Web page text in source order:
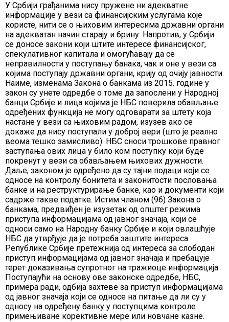
У Србији грађанима нису пружене ни адекватне
информације у вези са финансијским услугама које
користе, нити се о њиховим интересима државни органи
на адекватан начин старају и брину. Напротив, у Србији
се доносе закони који штите интересе финансијског,
спекулативног капитала и омогућавају да се
неправилности у поступању банака, чак и оне у вези са
којима поступају државни органи, крију од очију јавности.
Наиме, изменама Закона о банкама из 2015. године у
закон су унете одредбе о томе да запослени у Народној
банци Србије и лица којима је НБС поверила обављање
одређених функција не могу одговарати за штету која
настане у вези са њиховим радом, изузев ако се
докаже да нису поступали у доброј вери (што је реално
веома тешко замисливо). НБС сноси трошкове правног
заступања ових лица у било ком поступку који буде
покренут у вези са обављањем њихових дужности.
Даље, законом је одређено да су тајни подаци који се
односе на контролу бонитета и законитости пословања
банке и на реструктурирање банке, као и документи који
садрже такве податке. Истим чланом (9б) Закона о
банкама, предвиђен је изузетак од општег режима
приступа информацијама од јавног значаја, који се
односи само на Народну банку Србије и који овлашћује
НБС да утврђује да је потреба заштите интереса
Републике Србије претежнија од интереса за слободан
приступ информацијама од јавног значаја и пребацује
терет доказивања супротног на тражиоце информација.
Поступајући на основу ове законске одредбе, НБС,
примера ради, одбија захтеве за приступ информацијама
од јавног значаја који се односе на питање да ли су у
односу на одређену банку у поступцима контроле
примењиване корективне мере или новчане казне.